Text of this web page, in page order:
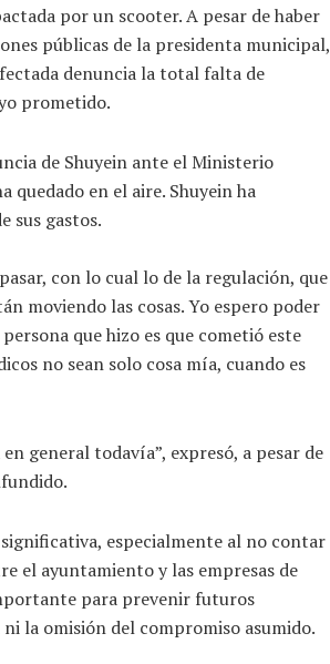
por un scooter. A pesar de haber
públicas de la presidenta municipal,
denuncia la total falta de
prometido.
de Shuyein ante el Ministerio
quedado en el aire. Shuyein ha
sus gastos.
con lo cual lo de la regulación, que
moviendo las cosas. Yo espero poder
que hizo es que cometió este
no sean solo cosa mía, cuando es
general todavía”, expresó, a pesar de
especialmente al no contar
el ayuntamiento y las empresas de
para prevenir futuros
la omisión del compromiso asumido.